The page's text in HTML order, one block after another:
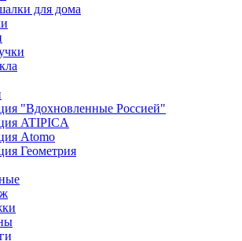
для дома
"Вдохновленные Россией"
ATIPICA
Atomo
Геометрия